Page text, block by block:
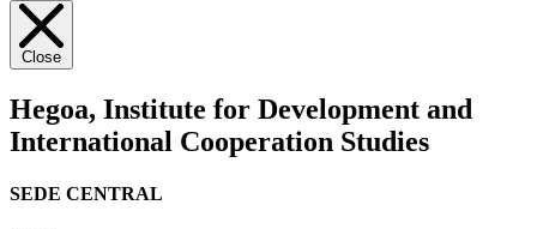
Close
Hegoa, Institute for Development and
International Cooperation Studies
SEDE CENTRAL